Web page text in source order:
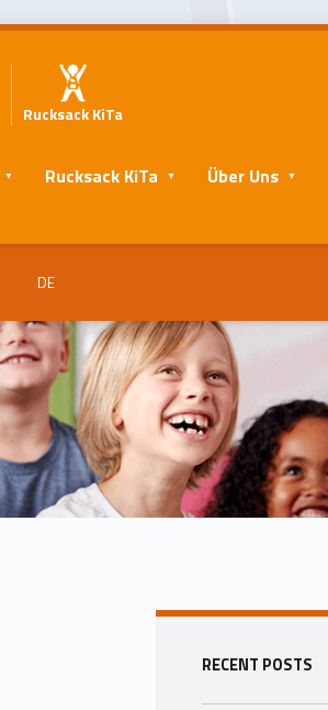
Rucksack KiTa
Rucksack KiTa Über Uns
DE
Seitenleiste
RECENT POSTS